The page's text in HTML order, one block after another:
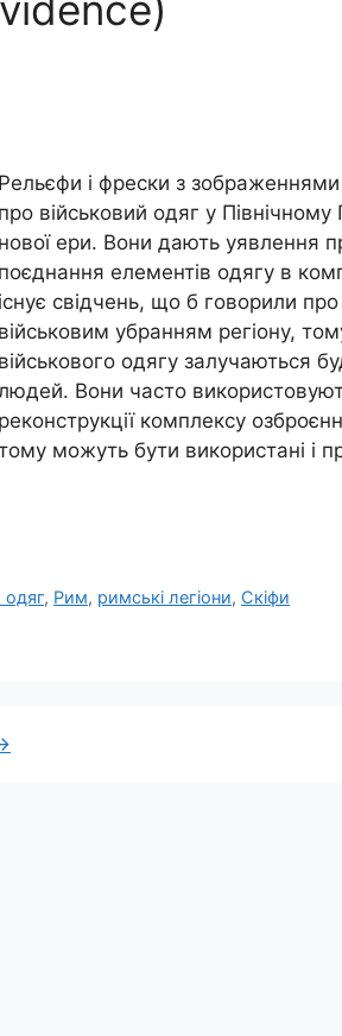
Рельєфи і фрески з
про військовий одяг у
нової ери. Вони дають уявлення
поєднання елементів одягу в
існує свідчень, що б говорили
військовим убранням регіону,
військового одягу залучаються
Вони часто
реконструкції комплексу
можуть бути використані і
одяг, Рим, римські легіони, Скіфи